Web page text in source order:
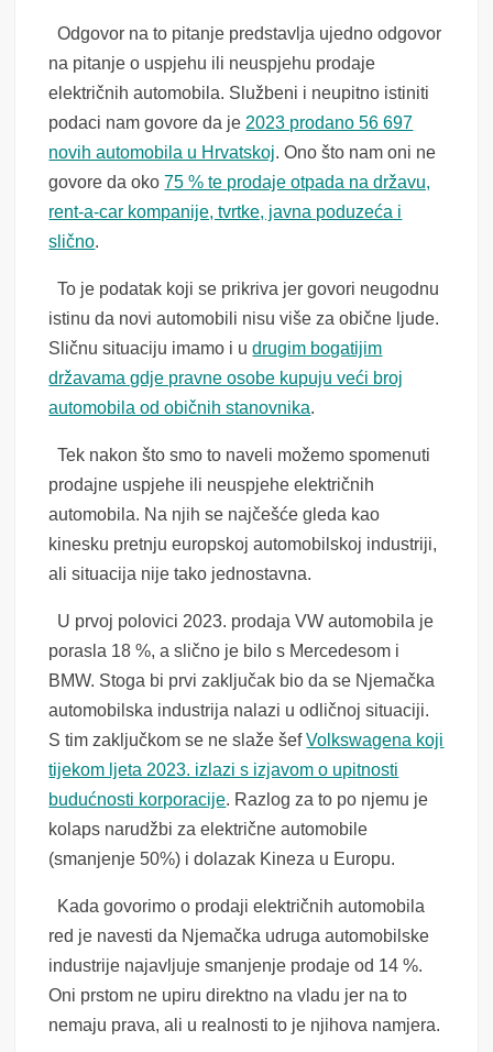
Odgovor na to pitanje predstavlja ujedno odgovor
na pitanje o uspjehu ili neuspjehu prodaje
električnih automobila. Službeni i neupitno istiniti
podaci nam govore da je 2023 prodano 56 697
novih automobila u Hrvatskoj. Ono što nam oni ne
govore da oko75 % te prodaje otpada na državu,
rent-a-car kompanije, tvrtke, javna poduzeća i
slično.
To je podatak koji se prikriva jer govori neugodnu
istinu da novi automobili nisu više za obične ljude.
Sličnu situaciju imamo i udrugim bogatijim
državama gdje pravne osobe kupuju veći broj
automobila od običnih stanovnika.
Tek nakon što smo to naveli možemo spomenuti
prodajne uspjehe ili neuspjehe električnih
automobila. Na njih se najčešće gleda kao
kinesku pretnju europskoj automobilskoj industriji,
ali situacija nije tako jednostavna.
U prvoj polovici 2023. prodaja VW automobila je
porasla 18 %, a slično je bilo s Mercedesom i
BMW. Stoga bi prvi zaključak bio da se Njemačka
automobilska industrija nalazi u odličnoj situaciji.
S tim zaključkom se ne slaže šefVolkswagena koji
tijekom ljeta 2023. izlazi s izjavom o upitnosti
budućnosti korporacije. Razlog za to po njemu je
kolaps narudžbi za električne automobile
(smanjenje 50%) i dolazak Kineza u Europu.
Kada govorimo o prodaji električnih automobila
red je navesti da Njemačka udruga automobilske
industrije najavljuje smanjenje prodaje od 14 %.
Oni prstom ne upiru direktno na vladu jer na to
nemaju prava, ali u realnosti to je njihova namjera.